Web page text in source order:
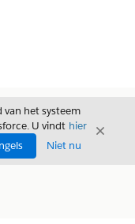
van het systeem
U vindt hier
Niet nu
Sluiten